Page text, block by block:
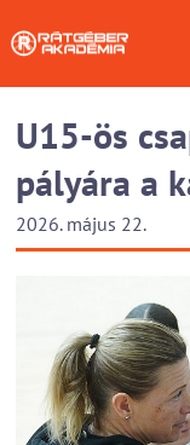
U15-ös
pályára a
2026. május 22.